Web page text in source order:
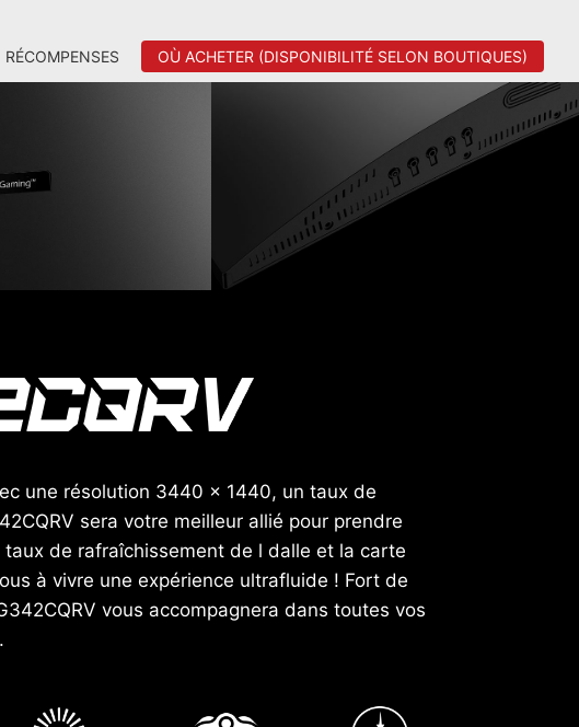
RÉCOMPENSES OÙ ACHETER (DISPONIBILITÉ SELON BOUTIQUES)
une résolution 3440 x 1440, un taux de
sera votre meilleur allié pour prendre
de rafraîchissement de l dalle et la carte
à vivre une expérience ultrafluide ! Fort de
vous accompagnera dans toutes vos